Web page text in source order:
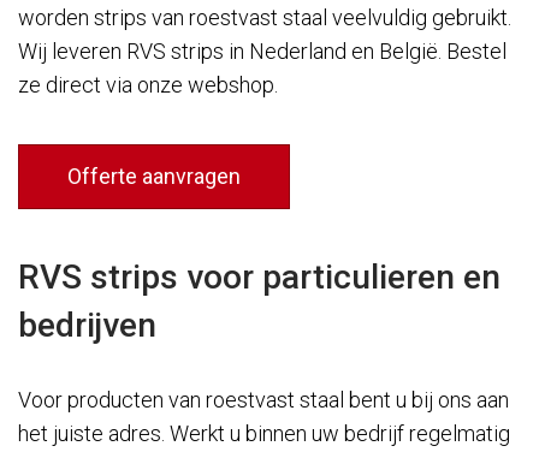
worden strips van roestvast staal veelvuldig gebruikt.
Wij leveren RVS strips in Nederland en België. Bestel
ze direct via onze webshop.
Offerte aanvragen
RVS strips voor particulieren en
bedrijven
Voor producten van roestvast staal bent u bij ons aan
het juiste adres. Werkt u binnen uw bedrijf regelmatig